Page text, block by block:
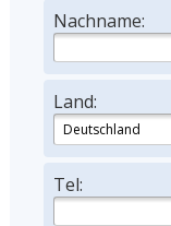
Nachname:
Land:
Tel: